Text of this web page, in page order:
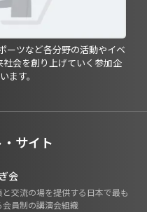
ーツなど各分野の活動やイベ
会を創り上げていく参加企
ます。
サイト
会
と交流の場を提供する日本で最も
会員制の講演会組織